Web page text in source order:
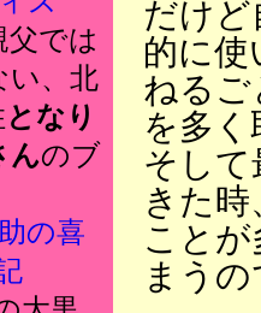
父では
い、北
となり
んのブ
の喜
だけど
的に
ねるご
を多
そして
きた
こと
まう